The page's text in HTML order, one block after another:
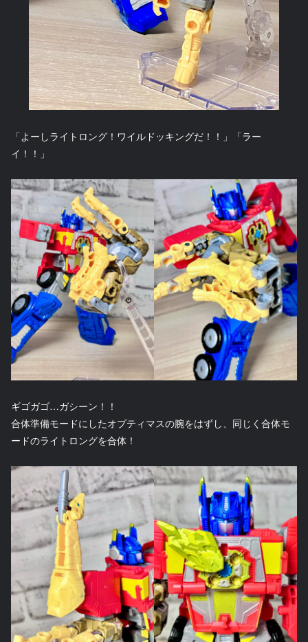
「よーしライトロング！ワイルドッキングだ！！」「ラー
イ！！」
ギゴガゴ…ガシーン！！
合体準備モードにしたオプティマスの腕をはずし、同じく合体モ
ードのライトロングを合体！